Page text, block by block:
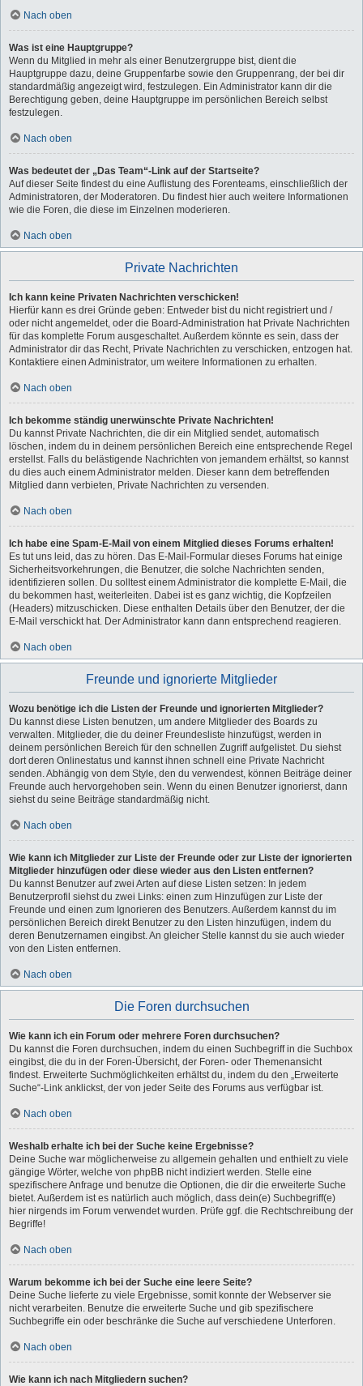
Nach oben
Was ist eine Hauptgruppe?
Wenn du Mitglied in mehr als einer Benutzergruppe bist, dient die
Hauptgruppe dazu, deine Gruppenfarbe sowie den Gruppenrang, der bei dir
standardmäßig angezeigt wird, festzulegen. Ein Administrator kann dir die
Berechtigung geben, deine Hauptgruppe im persönlichen Bereich selbst
festzulegen.
Nach oben
Was bedeutet der „Das Team“-Link auf der Startseite?
Auf dieser Seite findest du eine Auflistung des Forenteams, einschließlich der
Administratoren, der Moderatoren. Du findest hier auch weitere Informationen
wie die Foren, die diese im Einzelnen moderieren.
Nach oben
Private Nachrichten
Ich kann keine Privaten Nachrichten verschicken!
Hierfür kann es drei Gründe geben: Entweder bist du nicht registriert und /
oder nicht angemeldet, oder die Board-Administration hat Private Nachrichten
für das komplette Forum ausgeschaltet. Außerdem könnte es sein, dass der
Administrator dir das Recht, Private Nachrichten zu verschicken, entzogen hat.
Kontaktiere einen Administrator, um weitere Informationen zu erhalten.
Nach oben
Ich bekomme ständig unerwünschte Private Nachrichten!
Du kannst Private Nachrichten, die dir ein Mitglied sendet, automatisch
löschen, indem du in deinem persönlichen Bereich eine entsprechende Regel
erstellst. Falls du belästigende Nachrichten von jemandem erhältst, so kannst
du dies auch einem Administrator melden. Dieser kann dem betreffenden
Mitglied dann verbieten, Private Nachrichten zu versenden.
Nach oben
Ich habe eine Spam-E-Mail von einem Mitglied dieses Forums erhalten!
Es tut uns leid, das zu hören. Das E-Mail-Formular dieses Forums hat einige
Sicherheitsvorkehrungen, die Benutzer, die solche Nachrichten senden,
identifizieren sollen. Du solltest einem Administrator die komplette E-Mail, die
du bekommen hast, weiterleiten. Dabei ist es ganz wichtig, die Kopfzeilen
(Headers) mitzuschicken. Diese enthalten Details über den Benutzer, der die
E-Mail verschickt hat. Der Administrator kann dann entsprechend reagieren.
Nach oben
Freunde und ignorierte Mitglieder
Wozu benötige ich die Listen der Freunde und ignorierten Mitglieder?
Du kannst diese Listen benutzen, um andere Mitglieder des Boards zu
verwalten. Mitglieder, die du deiner Freundesliste hinzufügst, werden in
deinem persönlichen Bereich für den schnellen Zugriff aufgelistet. Du siehst
dort deren Onlinestatus und kannst ihnen schnell eine Private Nachricht
senden. Abhängig von dem Style, den du verwendest, können Beiträge deiner
Freunde auch hervorgehoben sein. Wenn du einen Benutzer ignorierst, dann
siehst du seine Beiträge standardmäßig nicht.
Nach oben
Wie kann ich Mitglieder zur Liste der Freunde oder zur Liste der ignorierten
Mitglieder hinzufügen oder diese wieder aus den Listen entfernen?
Du kannst Benutzer auf zwei Arten auf diese Listen setzen: In jedem
Benutzerprofil siehst du zwei Links: einen zum Hinzufügen zur Liste der
Freunde und einen zum Ignorieren des Benutzers. Außerdem kannst du im
persönlichen Bereich direkt Benutzer zu den Listen hinzufügen, indem du
deren Benutzernamen eingibst. An gleicher Stelle kannst du sie auch wieder
von den Listen entfernen.
Nach oben
Die Foren durchsuchen
Wie kann ich ein Forum oder mehrere Foren durchsuchen?
Du kannst die Foren durchsuchen, indem du einen Suchbegriff in die Suchbox
eingibst, die du in der Foren-Übersicht, der Foren- oder Themenansicht
findest. Erweiterte Suchmöglichkeiten erhältst du, indem du den „Erweiterte
Suche“-Link anklickst, der von jeder Seite des Forums aus verfügbar ist.
Nach oben
Weshalb erhalte ich bei der Suche keine Ergebnisse?
Deine Suche war möglicherweise zu allgemein gehalten und enthielt zu viele
gängige Wörter, welche von phpBB nicht indiziert werden. Stelle eine
spezifischere Anfrage und benutze die Optionen, die dir die erweiterte Suche
bietet. Außerdem ist es natürlich auch möglich, dass dein(e) Suchbegriff(e)
hier nirgends im Forum verwendet wurden. Prüfe ggf. die Rechtschreibung der
Begriffe!
Nach oben
Warum bekomme ich bei der Suche eine leere Seite?
Deine Suche lieferte zu viele Ergebnisse, somit konnte der Webserver sie
nicht verarbeiten. Benutze die erweiterte Suche und gib spezifischere
Suchbegriffe ein oder beschränke die Suche auf verschiedene Unterforen.
Nach oben
Wie kann ich nach Mitgliedern suchen?